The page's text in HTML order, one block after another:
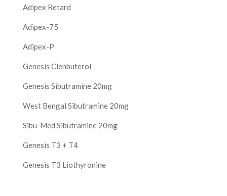
Adipex Retard
Adipex-75
Adipex-P
Genesis Clenbuterol
Genesis Sibutramine 20mg
West Bengal Sibutramine 20mg
Sibu-Med Sibutramine 20mg
Genesis T3 + T4
Genesis T3 Liothyronine